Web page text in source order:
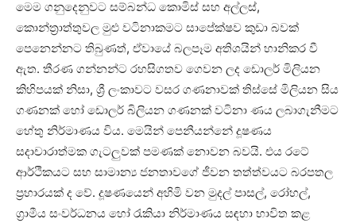
මෙම ගනුදෙනුවට සම්බන්ධ කොමිස් සහ අල්ලස්,
කොන්ත්‍රාත්තුවල මුළු වටිනාකමට සාපේක්ෂව කුඩා බවක්
පෙනෙන්නට තිබුණත්, ඒවායේ බලපෑම අතිශයින් හානිකර වී
ඇත. තීරණ ගන්නන්ට රහසිගතව ගෙවන ලද ඩොලර් මිලියන
කිහිපයක් නිසා, ශ්‍රී ලංකාවට වසර ගණනාවක් තිස්සේ මිලියන සිය
ගණනක් හෝ ඩොලර් බිලියන ගණනක් වටිනා ණය ලබාගැනීමට
හේතු නිර්මාණය විය. මෙයින් පෙනීයන්නේ දූෂණය
සදාචාරාත්මක ගැටලුවක් පමණක් නොවන බවයි. එය රටේ
ආර්ථිකයට සහ සාමාන්‍ය ජනතාවගේ ජීවන තත්ත්වයට බරපතල
ප්‍රහාරයක් ද වේ. දූෂණයෙන් අහිමි වන මුදල් පාසල්, රෝහල්,
ග්‍රාමීය සංවර්ධනය හෝ රැකියා නිර්මාණය සඳහා භාවිත කළ